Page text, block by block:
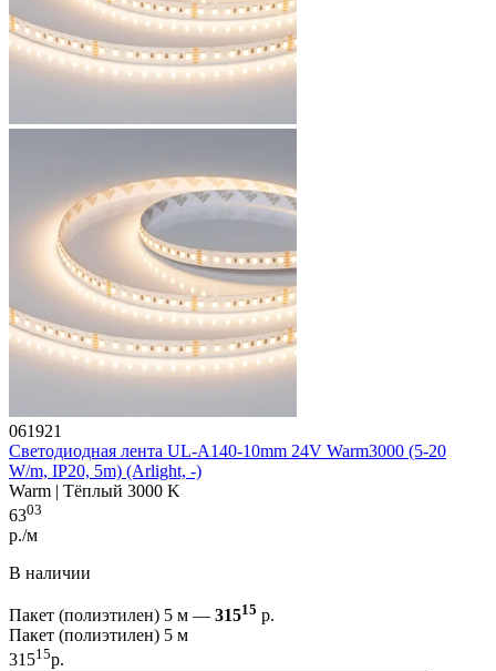
061921
Светодиодная лента UL-A140-10mm 24V Warm3000 (5-20
W/m, IP20, 5m) (Arlight, -)
Warm | Тёплый 3000 K
6303
р./м
В наличии
Пакет (полиэтилен) 5 м — 31515 р.
Пакет (полиэтилен) 5 м
31515р.